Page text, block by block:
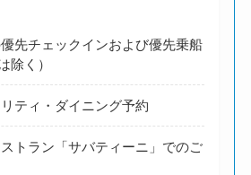
先チェックインおよび優先乗船
除く）
ティ・ダイニング予約
トラン「サバティーニ」でのご